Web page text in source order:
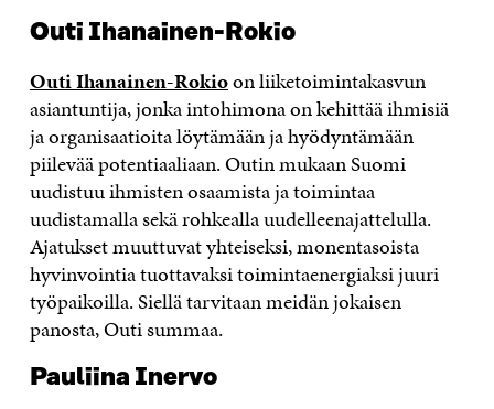
Outi Ihanainen-Rokio
Outi Ihanainen-Rokioon liiketoimintakasvun
asiantuntija, jonka intohimona on kehittää ihmisiä
ja organisaatioita löytämään ja hyödyntämään
piilevää potentiaaliaan. Outin mukaan Suomi
uudistuu ihmisten osaamista ja toimintaa
uudistamalla sekä rohkealla uudelleenajattelulla.
Ajatukset muuttuvat yhteiseksi, monentasoista
hyvinvointia tuottavaksi toimintaenergiaksi juuri
työpaikoilla. Siellä tarvitaan meidän jokaisen
panosta, Outi summaa.
Pauliina Inervo